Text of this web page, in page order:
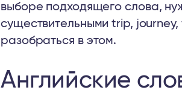
выборе подходящего слова,
существительными trip,
разобраться в этом.
Английские